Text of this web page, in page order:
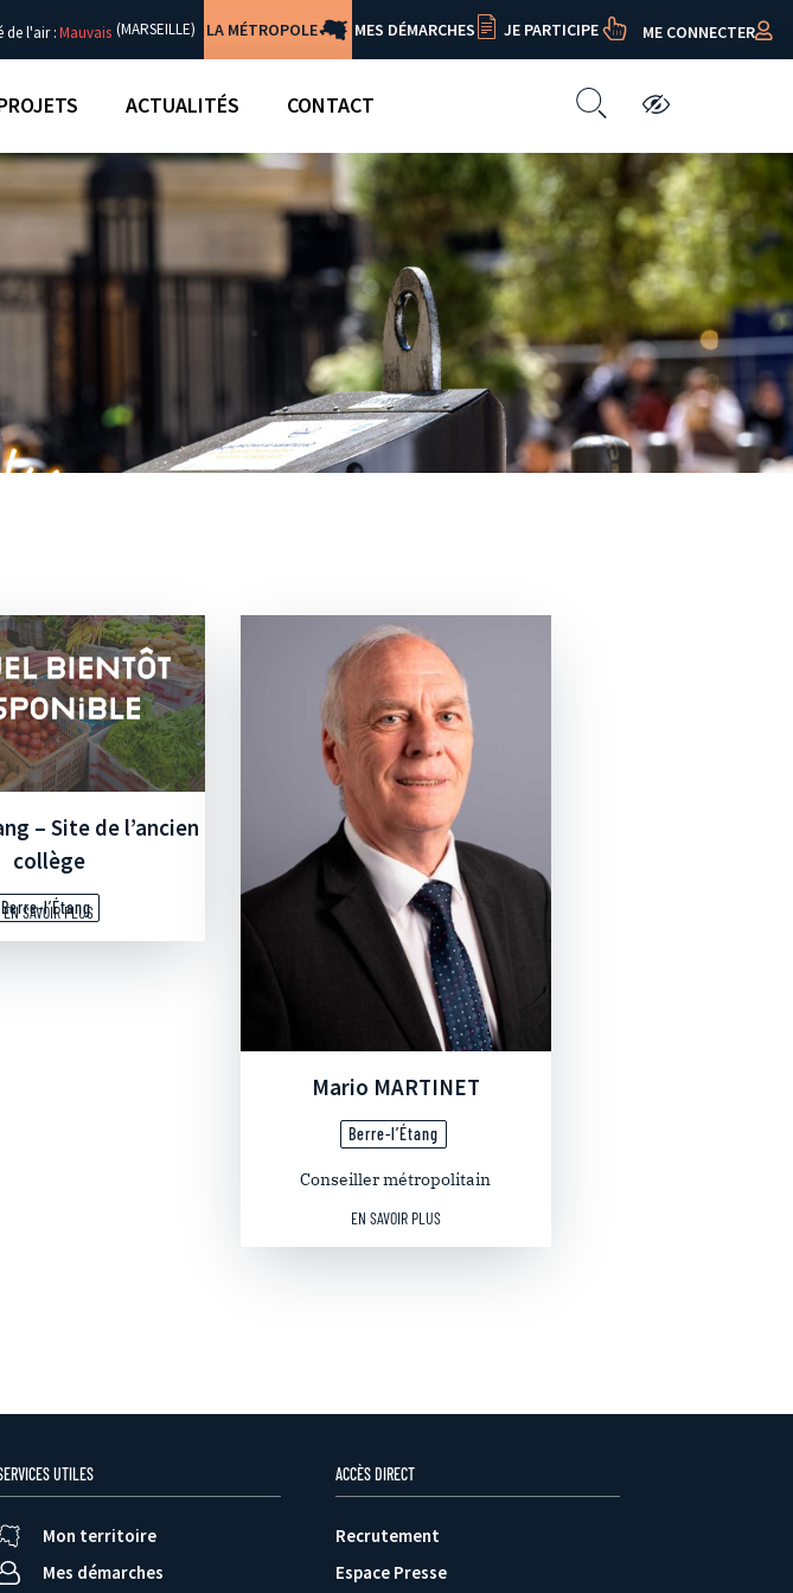
de l'air :Mauvais (MARSEILLE) LA MÉTROPOLE MES DÉMARCHES JE PARTICIPE ME CONNECTER
ACTUALITÉS CONTACT
– Site de l’ancien
collège
Berre-l’Étang
EN SAVOIR PLUS
Mario MARTINET
Berre-l’Étang
Conseiller métropolitain
EN SAVOIR PLUS
UTILES
Mon territoire
Mes démarches
ACCÈS DIRECT
Recrutement
Espace Presse